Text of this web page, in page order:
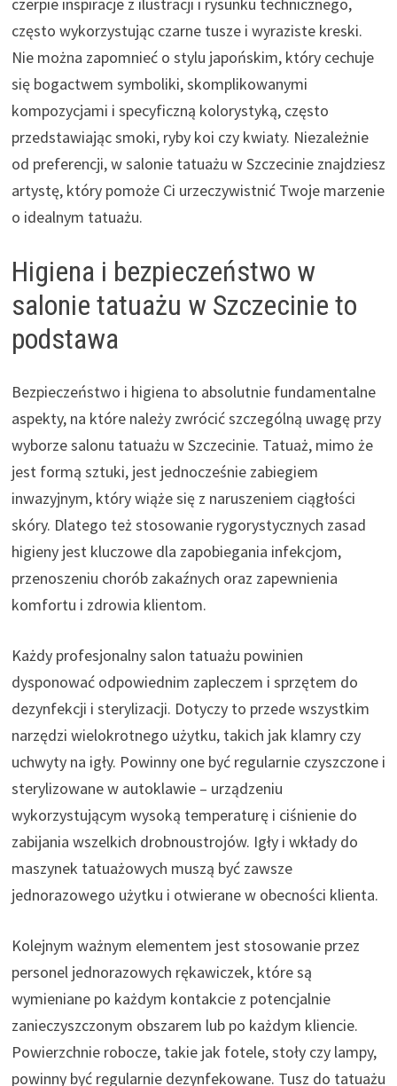
często wykorzystując czarne tusze i wyraziste kreski.
Nie można zapomnieć o stylu japońskim, który cechuje
się bogactwem symboliki, skomplikowanymi
kompozycjami i specyficzną kolorystyką, często
przedstawiając smoki, ryby koi czy kwiaty. Niezależnie
od preferencji, w salonie tatuażu w Szczecinie znajdziesz
artystę, który pomoże Ci urzeczywistnić Twoje marzenie
o idealnym tatuażu.
Higiena i bezpieczeństwo w
salonie tatuażu w Szczecinie to
podstawa
Bezpieczeństwo i higiena to absolutnie fundamentalne
aspekty, na które należy zwrócić szczególną uwagę przy
wyborze salonu tatuażu w Szczecinie. Tatuaż, mimo że
jest formą sztuki, jest jednocześnie zabiegiem
inwazyjnym, który wiąże się z naruszeniem ciągłości
skóry. Dlatego też stosowanie rygorystycznych zasad
higieny jest kluczowe dla zapobiegania infekcjom,
przenoszeniu chorób zakaźnych oraz zapewnienia
komfortu i zdrowia klientom.
Każdy profesjonalny salon tatuażu powinien
dysponować odpowiednim zapleczem i sprzętem do
dezynfekcji i sterylizacji. Dotyczy to przede wszystkim
narzędzi wielokrotnego użytku, takich jak klamry czy
uchwyty na igły. Powinny one być regularnie czyszczone i
sterylizowane w autoklawie – urządzeniu
wykorzystującym wysoką temperaturę i ciśnienie do
zabijania wszelkich drobnoustrojów. Igły i wkłady do
maszynek tatuażowych muszą być zawsze
jednorazowego użytku i otwierane w obecności klienta.
Kolejnym ważnym elementem jest stosowanie przez
personel jednorazowych rękawiczek, które są
wymieniane po każdym kontakcie z potencjalnie
zanieczyszczonym obszarem lub po każdym kliencie.
Powierzchnie robocze, takie jak fotele, stoły czy lampy,
powinny być regularnie dezynfekowane. Tusz do tatuażu